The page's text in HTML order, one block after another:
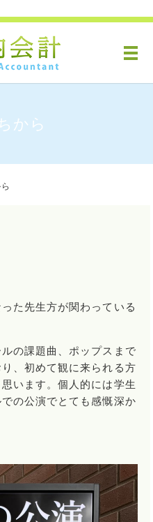
メ
から
た先生方が関わっている
の課題曲、ポップスまで
、初めて観に来られる方
います。個人的には学生
の公演でとても感慨深か